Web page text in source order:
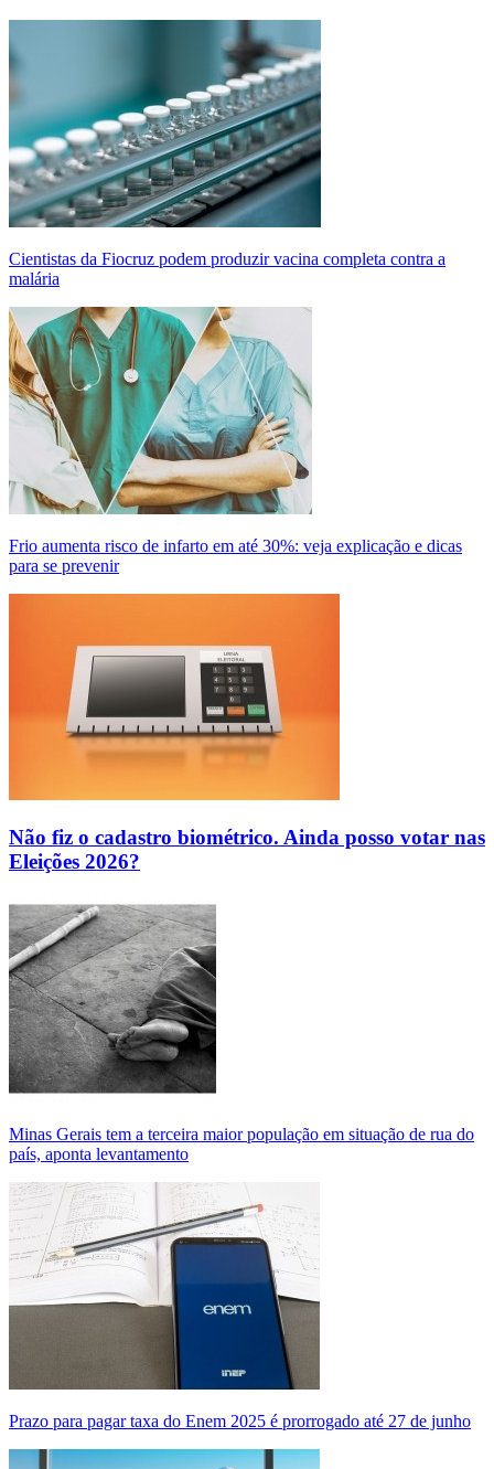
Cientistas da Fiocruz podem produzir vacina completa contra a
malária
Frio aumenta risco de infarto em até 30%: veja explicação e dicas
para se prevenir
Não fiz o cadastro biométrico. Ainda posso votar nas
Eleições 2026?
Minas Gerais tem a terceira maior população em situação de rua do
país, aponta levantamento
Prazo para pagar taxa do Enem 2025 é prorrogado até 27 de junho